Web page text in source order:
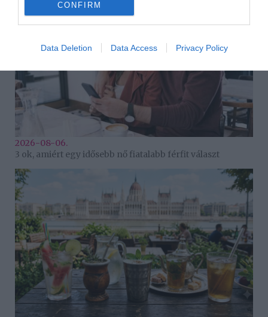
CONFIRM
Data Deletion Data Access Privacy Policy
2026-08-06.
3 ok, amiért egy idősebb nő fiatalabb férfit választ